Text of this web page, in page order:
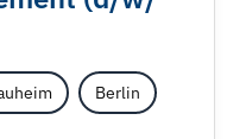
Berlin